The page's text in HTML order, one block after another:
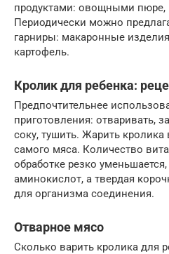
продуктами: овощными пюре,
Периодически можно
гарниры: макаронные
картофель.
Кролик для ребенка:
Предпочтительнее
приготовления: отваривать,
соку, тушить. Жарить кролика
самого мяса. Количество
обработке резко
аминокислот, а твердая
для организма соединения.
Отварное мясо
Сколько варить кролика для